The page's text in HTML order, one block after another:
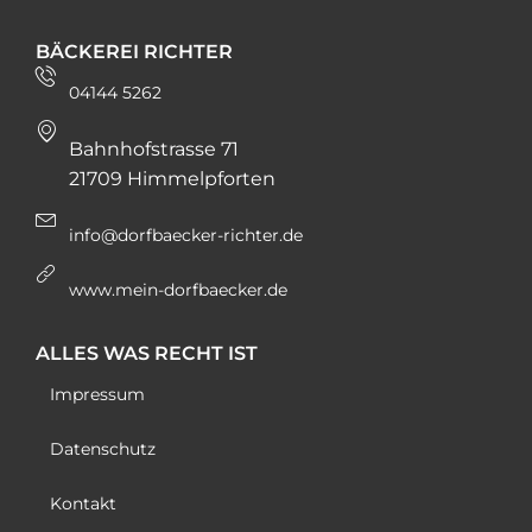
BÄCKEREI RICHTER
04144 5262
Bahnhofstrasse 71
21709 Himmelpforten
info@dorfbaecker-richter.de
www.mein-dorfbaecker.de
ALLES WAS RECHT IST
Impressum
Datenschutz
Kontakt